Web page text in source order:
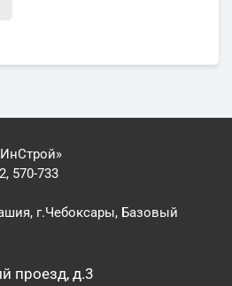
570-733
г.Чебоксары, Базовый
проезд, д.3